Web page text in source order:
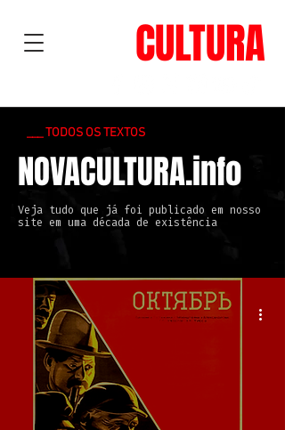
CULTURA
___ TODOS OS TEXTOS
NOVACULTURA.info
Veja tudo que já foi publicado em nosso
site em uma década de existência